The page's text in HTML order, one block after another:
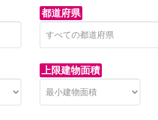
都道府県
上限建物面積